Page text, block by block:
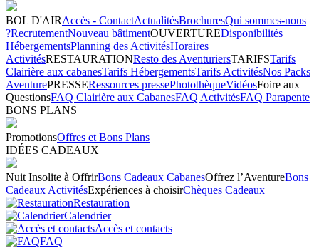
BOL D'AIRAccès - ContactActualitésBrochuresQui sommes-nous
?RecrutementNouveau bâtimentOUVERTUREDisponibilités
HébergementsPlanning des ActivitésHoraires
ActivitésRESTAURATIONResto des AventuriersTARIFSTarifs
Clairière aux cabanesTarifs HébergementsTarifs ActivitésNos Packs
AventurePRESSERessources pressePhotothèqueVidéosFoire aux
QuestionsFAQ Clairière aux CabanesFAQ ActivitésFAQ Parapente
BONS PLANS
PromotionsOffres et Bons Plans
IDÉES CADEAUX
Nuit Insolite à OffrirBons Cadeaux CabanesOffrez l’AventureBons
Cadeaux ActivitésExpériences à choisirChèques Cadeaux
Restauration
Calendrier
Accès et contacts
FAQ